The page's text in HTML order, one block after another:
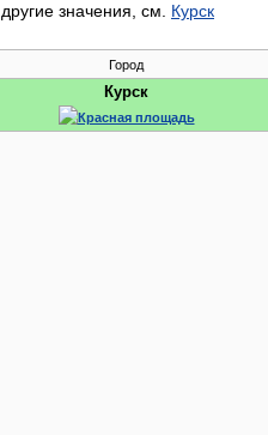
значения, см. Курск
Город
Курск